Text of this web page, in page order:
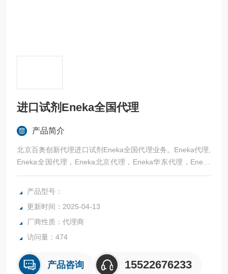
进口试剂Eneka全国代理
产品简介
北京百奥创新代理进口试剂Eneka全国代理业务。Eneka代理,
Eneka全国代理，Eneka北京代理，Eneka华东代理，Eneka
华北代理。
产品型号：
更新时间：2025-04-13
厂商性质：代理商
访问量：474
产品咨询 15522676233